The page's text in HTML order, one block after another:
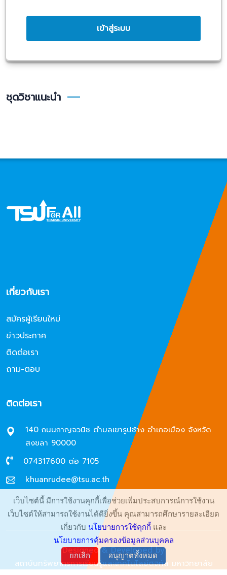
เข้าสู่ระบบ
ชุดวิชาแนะนำ
เกี่ยวกับเรา
สมัครผู้เรียนใหม่
ข่าวประกาศ
ติดต่อเรา
ถาม-ตอบ
ติดต่อเรา
140 ถนนกาญจวนิช ตำบลเขารูปช้าง อำเภอเมือง จังหวัด
สงขลา 90000
074317600 ต่อ 7105
khuanrudee@tsu.ac.th
Designed & Developed by
สถาบันทรัพยากรการเรียนรู้และเทคโนโลยีดิจิทัล มหาวิทยาลัย
เว็บไซต์นี้ มีการใช้งานคุกกี้เพื่อช่วยเพิ่มประสบการณ์การใช้งาน
เว็บไซต์ให้สามารถใช้งานได้ดียิ่งขึ้น คุณสามารถศึกษารายละเอียด
เกี่ยวกับ นโยบายการใช้คุกกี้ และ
นโยบายการคุ้มครองข้อมูลส่วนบุคคล
ยกเลิก
อนุญาตทั้งหมด